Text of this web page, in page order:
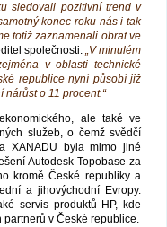
sledovali pozitivní trend v
konec roku nás i tak
totiž zaznamenali obrat ve
společnosti. „V minulém
v oblasti technické
republice nyní působí již
o 11 procent.“
ale také ve
služeb, o čemž svědčí
XANADU byla mimo jiné
Autodesk Topobase za
kromě České republiky a
a jihovýchodní Evropy.
servis produktů HP, kde
v České republice.